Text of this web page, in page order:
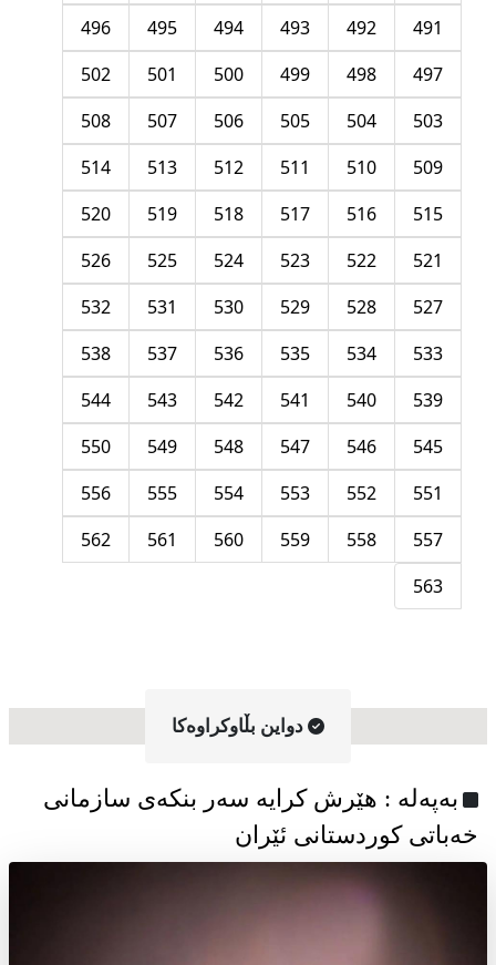
491
492
493
494
495
496
497
498
499
500
501
502
503
504
505
506
507
508
509
510
511
512
513
514
515
516
517
518
519
520
521
522
523
524
525
526
527
528
529
530
531
532
533
534
535
536
537
538
539
540
541
542
543
544
545
546
547
548
549
550
551
552
553
554
555
556
557
558
559
560
561
562
563
دواین بڵاوکراوه‌کا
به‌په‌له‌ : هێرش کرایە سەر بنکەی سازمانی
خەباتی کوردستانی ئێران